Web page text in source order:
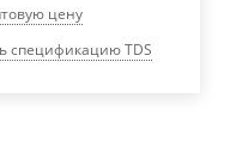
цену
спецификацию TDS